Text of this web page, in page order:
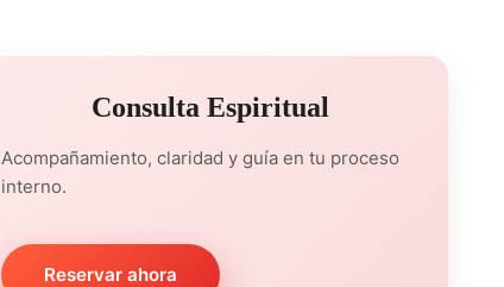
Consulta Espiritual
Acompañamiento, claridad y guía en tu proceso
interno.
Reservar ahora